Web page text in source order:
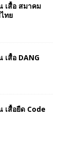
เสื้อ สมาคม
ทย
เสื้อ DANG
เสื้อยืด Code